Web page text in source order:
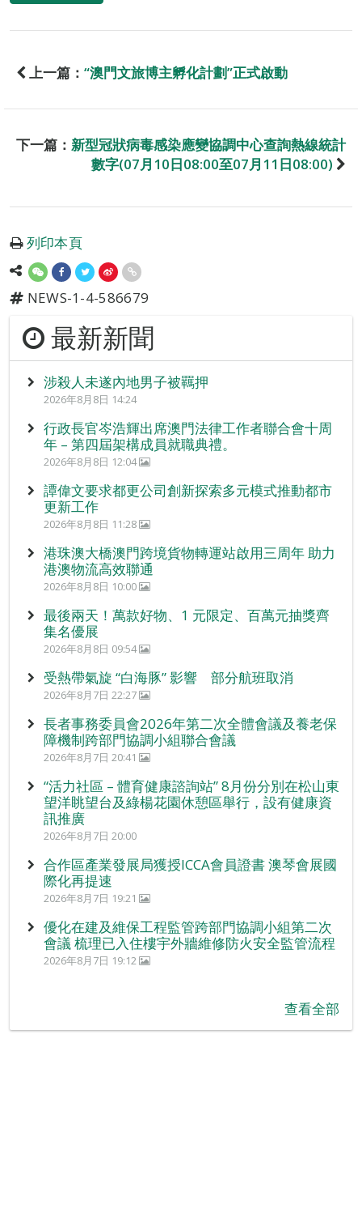
上一篇： “澳門文旅博主孵化計劃”正式啟動
下一篇： 新型冠狀病毒感染應變協調中心查詢熱線統計
數字(07月10日08:00至07月11日08:00)
列印本頁
NEWS-1-4-586679
最新新聞
涉殺人未遂內地男子被羈押
2026年8月8日 14:24
行政長官岑浩輝出席澳門法律工作者聯合會十周
年 – 第四屆架構成員就職典禮。
2026年8月8日 12:04
譚偉文要求都更公司創新探索多元模式推動都市
更新工作
2026年8月8日 11:28
港珠澳大橋澳門跨境貨物轉運站啟用三周年 助力
港澳物流高效聯通
2026年8月8日 10:00
最後兩天！萬款好物、1 元限定、百萬元抽獎齊
集名優展
2026年8月8日 09:54
受熱帶氣旋 “白海豚” 影響 部分航班取消
2026年8月7日 22:27
長者事務委員會2026年第二次全體會議及養老保
障機制跨部門協調小組聯合會議
2026年8月7日 20:41
“活力社區 – 體育健康諮詢站” 8月份分別在松山東
望洋眺望台及綠楊花園休憩區舉行，設有健康資
訊推廣
2026年8月7日 20:00
合作區產業發展局獲授ICCA會員證書 澳琴會展國
際化再提速
2026年8月7日 19:21
優化在建及維保工程監管跨部門協調小組第二次
會議 梳理已入住樓宇外牆維修防火安全監管流程
2026年8月7日 19:12
查看全部